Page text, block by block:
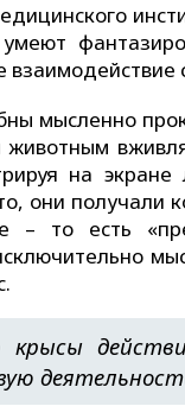
взаимодействие
мысленно
на
они получали
то есть
крысы